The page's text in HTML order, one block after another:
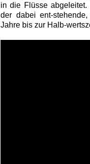
in die Flüsse
der dabei ent-
Jahre bis zur Halb-